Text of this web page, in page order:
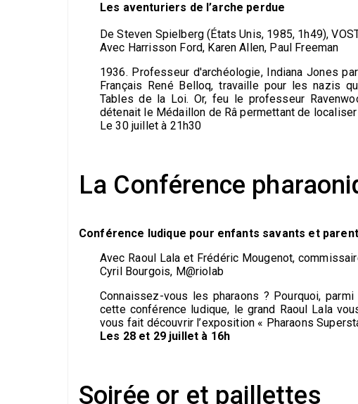
Les aventuriers de l’arche perdue
De Steven Spielberg (États Unis, 1985, 1h49),
Avec Harrisson Ford, Karen Allen, Paul Freeman
1936. Professeur d'archéologie, Indiana Jones
Français René Belloq, travaille pour les nazis
Tables de la Loi. Or, feu le professeur
détenait le Médaillon de Râ permettant de
Le 30 juillet à 21h30
La Conférence
Conférence ludique pour enfants savants et
Avec Raoul Lala et Frédéric Mougenot,
Cyril Bourgois, M@riolab
Connaissez-vous les pharaons ? Pourquoi,
cette conférence ludique, le grand Raoul Lala
vous fait découvrir l’exposition « Pharaons
Les 28 et 29 juillet à 16h
Soirée or et paillettes